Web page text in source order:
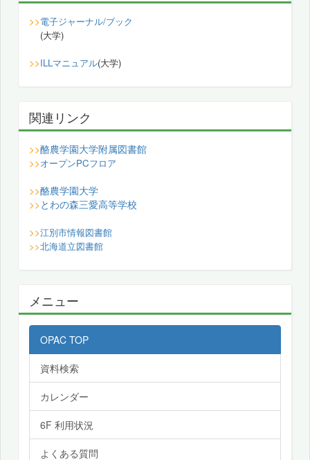
>>電子ジャーナル/ブック
(大学)
>>ILLマニュアル(大学)
関連リンク
>>酪農学園大学附属図書館
>>オープンPCフロア
>>酪農学園大学
>> とわの森三愛高等学校
>>江別市情報図書館
>>北海道立図書館
メニュー
OPAC TOP
資料検索
カレンダー
6F 利用状況
よくある質問